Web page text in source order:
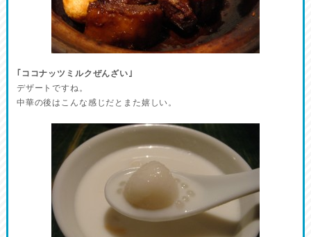
｢ココナッツミルクぜんざい｣
デザートですね。
中華の後はこんな感じだとまた嬉しい。